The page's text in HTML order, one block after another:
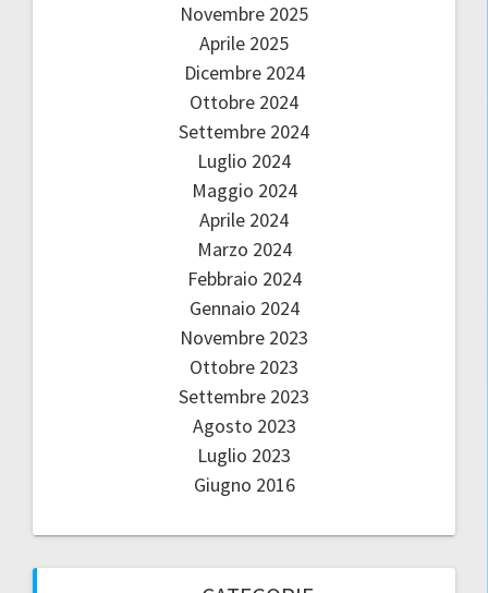
Novembre 2025
Aprile 2025
Dicembre 2024
Ottobre 2024
Settembre 2024
Luglio 2024
Maggio 2024
Aprile 2024
Marzo 2024
Febbraio 2024
Gennaio 2024
Novembre 2023
Ottobre 2023
Settembre 2023
Agosto 2023
Luglio 2023
Giugno 2016